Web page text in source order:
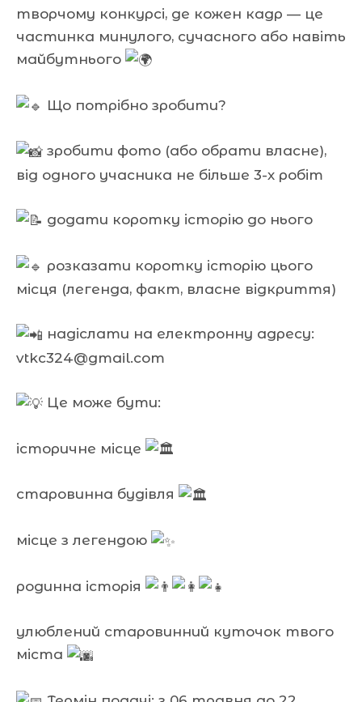
творчому конкурсі, де кожен кадр — це
частинка минулого, сучасного або навіть
майбутнього
Що потрібно зробити?
зробити фото (або обрати власне),
від одного учасника не більше 3-х робіт
додати коротку історію до нього
розказати коротку історію цього
місця (легенда, факт, власне відкриття)
надіслати на електронну адресу:
vtkc324@gmail.com
Це може бути:
історичне місце
старовинна будівля
місце з легендою
родинна історія
улюблений старовинний куточок твого
міста